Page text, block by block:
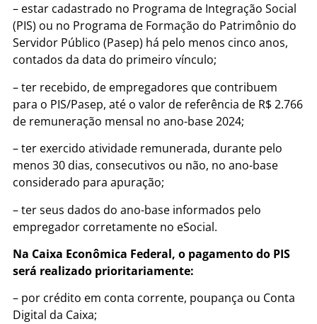
– estar cadastrado no Programa de Integração Social
(PIS) ou no Programa de Formação do Patrimônio do
Servidor Público (Pasep) há pelo menos cinco anos,
contados da data do primeiro vínculo;
– ter recebido, de empregadores que contribuem
para o PIS/Pasep, até o valor de referência de R$ 2.766
de remuneração mensal no ano-base 2024;
– ter exercido atividade remunerada, durante pelo
menos 30 dias, consecutivos ou não, no ano-base
considerado para apuração;
– ter seus dados do ano-base informados pelo
empregador corretamente no eSocial.
Na Caixa Econômica Federal, o pagamento do PIS
será realizado prioritariamente:
– por crédito em conta corrente, poupança ou Conta
Digital da Caixa;